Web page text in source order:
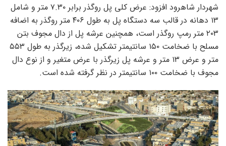
شهردار شاهرود افزود: عرض کلی پل روگذر برابر ٧.٣٠ متر و شامل
١٣ دهانه در قالب سه دستگاه پل به طول ۴۰۶ متر روگذر به اضافه
٢٠٣ متر رمپ روگذر است، همچنین عرشه پل از دال مجوف بتن
مسلح با ضخامت ١٥٠ سانتیمتر تشکیل شده، زیرگذر به طول ۵۵۳
متر و عرض ۱۳ متر و عرشه پل زیرگذر با عرض متغیر و از نوع دال
مجوف با ضخامت ١٠٠ سانتیمتر در نظر گرفته شده است.